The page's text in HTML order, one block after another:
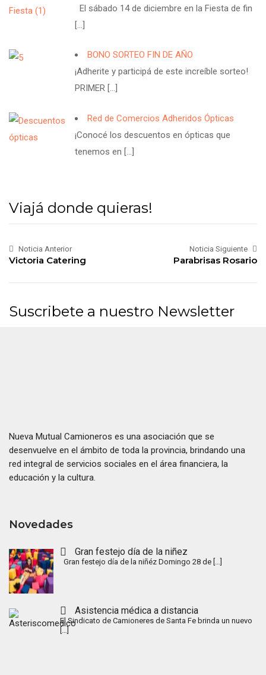
El sábado 14 de diciembre en la Fiesta de fin
[…]
BONO SORTEO FIN DE AÑO
¡Adherite y participá de este increíble sorteo!
PRIMER […]
Red de Comercios Adheridos Ópticas
¡Conocé los descuentos en ópticas que
tenemos en […]
Viajá donde quieras!
Noticia Anterior
Victoria Catering
Noticia Siguiente
Parabrisas Rosario
Suscribete a nuestro Newsletter
Nueva Mutual Camioneros es una asociación que se
desenvuelve en el ámbito de toda la provincia, brindando una
red integral de servicios sociales en el área financiera, la
educación y la cultura.
Novedades
Gran festejo día de la niñez
Gran festejo día de la niñéz Domingo 28 de […]
Asistencia médica a distancia
El Sindicato de Camioneres de Santa Fe brinda un nuevo
[…]